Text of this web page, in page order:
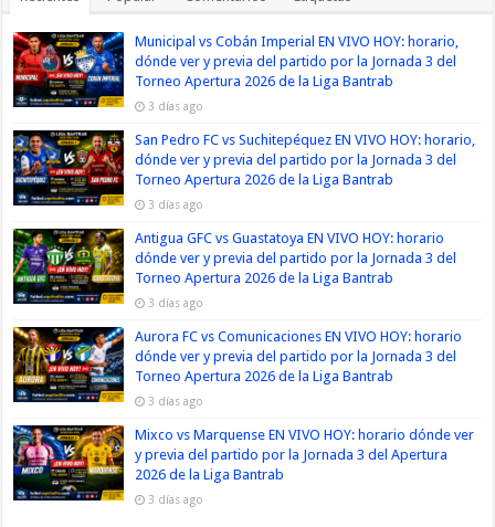
Municipal vs Cobán Imperial EN VIVO HOY: horario,
dónde ver y previa del partido por la Jornada 3 del
Torneo Apertura 2026 de la Liga Bantrab
3 días ago
San Pedro FC vs Suchitepéquez EN VIVO HOY: horario,
dónde ver y previa del partido por la Jornada 3 del
Torneo Apertura 2026 de la Liga Bantrab
3 días ago
Antigua GFC vs Guastatoya EN VIVO HOY: horario
dónde ver y previa del partido por la Jornada 3 del
Torneo Apertura 2026 de la Liga Bantrab
3 días ago
Aurora FC vs Comunicaciones EN VIVO HOY: horario
dónde ver y previa del partido por la Jornada 3 del
Torneo Apertura 2026 de la Liga Bantrab
3 días ago
Mixco vs Marquense EN VIVO HOY: horario dónde ver
y previa del partido por la Jornada 3 del Apertura
2026 de la Liga Bantrab
3 días ago